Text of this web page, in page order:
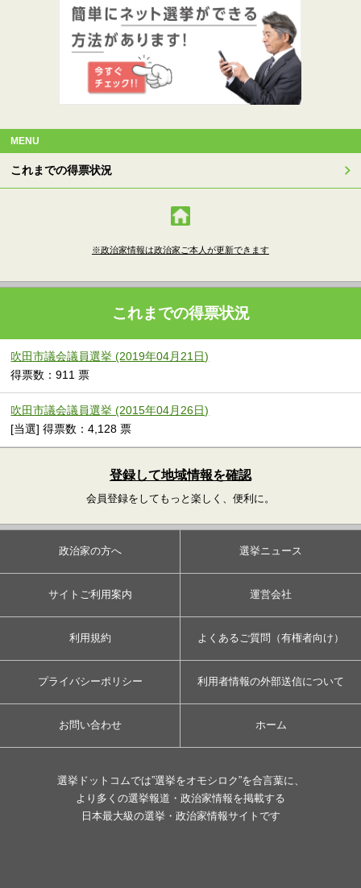
MENU
これまでの得票状況
※政治家情報は政治家ご本人が更新できます
これまでの得票状況
吹田市議会議員選挙 (2019年04月21日)
得票数：911 票
吹田市議会議員選挙 (2015年04月26日)
[当選] 得票数：4,128 票
登録して地域情報を確認
会員登録をしてもっと楽しく、便利に。
政治家の方へ 選挙ニュース
サイトご利用案内 運営会社
利用規約 よくあるご質問（有権者向け）
プライバシーポリシー 利用者情報の外部送信について
お問い合わせ ホーム
選挙ドットコムでは”選挙をオモシロク”を合言葉に、
より多くの選挙報道・政治家情報を掲載する
日本最大級の選挙・政治家情報サイトです